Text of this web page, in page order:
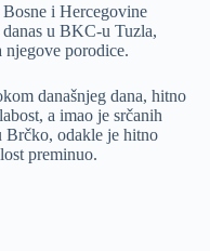
i Hercegovine
u BKC-u Tuzla,
njegove porodice.
današnjeg dana, hitno
a imao je srčanih
Brčko, odakle je hitno
preminuo.